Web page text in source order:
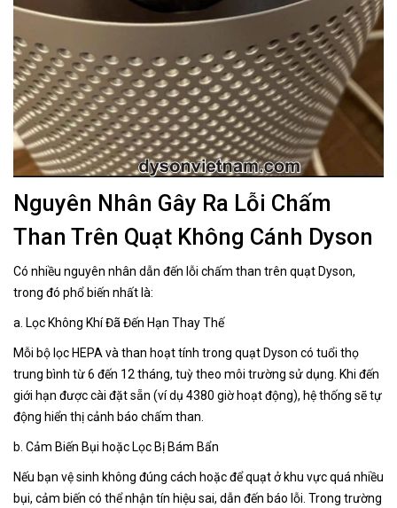
Nguyên Nhân Gây Ra Lỗi Chấm
Than Trên Quạt Không Cánh Dyson
Có nhiều nguyên nhân dẫn đến lỗi chấm than trên quạt Dyson,
trong đó phổ biến nhất là:
a. Lọc Không Khí Đã Đến Hạn Thay Thế
Mỗi bộ lọc HEPA và than hoạt tính trong quạt Dyson có tuổi thọ
trung bình từ 6 đến 12 tháng, tuỳ theo môi trường sử dụng. Khi đến
giới hạn được cài đặt sẵn (ví dụ 4380 giờ hoạt động), hệ thống sẽ tự
động hiển thị cảnh báo chấm than.
b. Cảm Biến Bụi hoặc Lọc Bị Bám Bẩn
Nếu bạn vệ sinh không đúng cách hoặc để quạt ở khu vực quá nhiều
bụi, cảm biến có thể nhận tín hiệu sai, dẫn đến báo lỗi. Trong trường